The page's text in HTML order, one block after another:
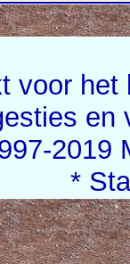
voor
en
2019
*